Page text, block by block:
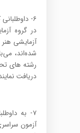
۶-
در گروه
آزمایشی
شده‌اند،
رشته های
دریافت
۷- به